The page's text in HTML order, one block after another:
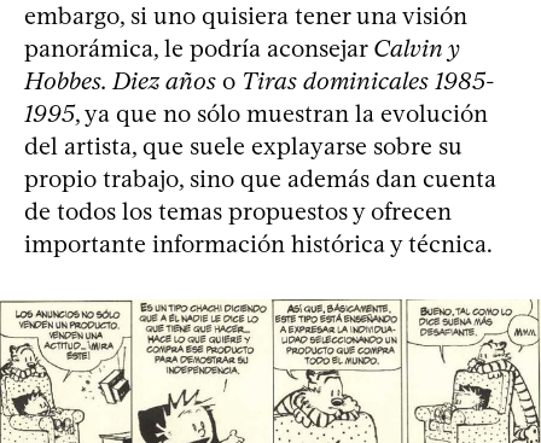
embargo, si uno quisiera tener una visión
panorámica, le podría aconsejar Calvin y
Hobbes. Diez años o Tiras dominicales 1985-
1995, ya que no sólo muestran la evolución
del artista, que suele explayarse sobre su
propio trabajo, sino que además dan cuenta
de todos los temas propuestos y ofrecen
importante información histórica y técnica.